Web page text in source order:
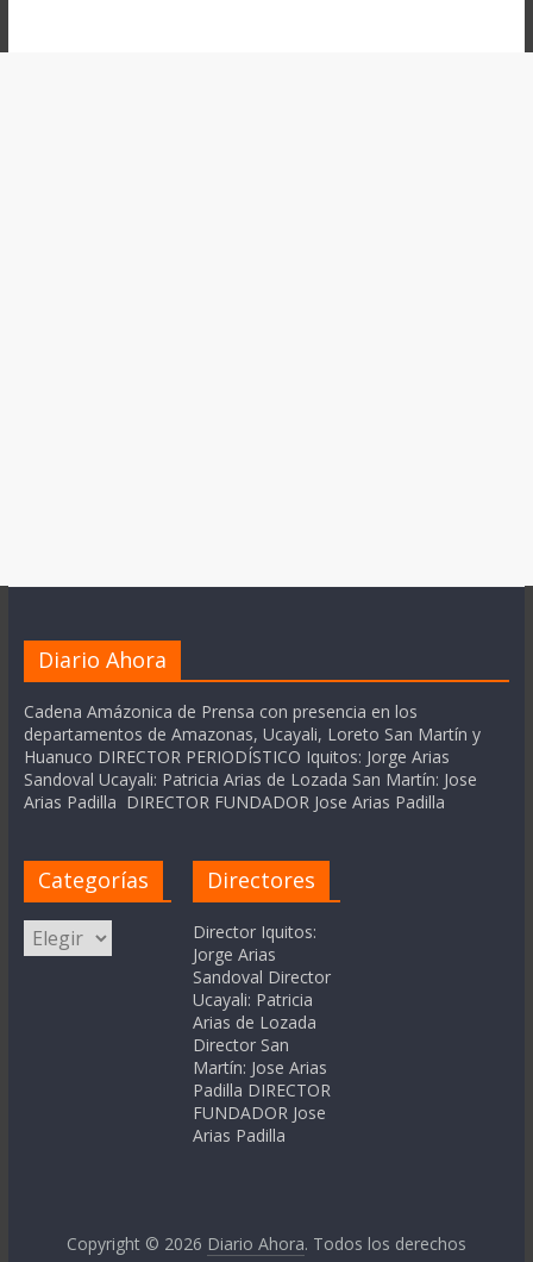
Diario Ahora
Cadena Amázonica de Prensa con presencia en los
departamentos de Amazonas, Ucayali, Loreto San Martín y
Huanuco DIRECTOR PERIODÍSTICO Iquitos: Jorge Arias
Sandoval Ucayali: Patricia Arias de Lozada San Martín: Jose
Arias Padilla DIRECTOR FUNDADOR Jose Arias Padilla
Categorías
Categorías
Directores
Director Iquitos:
Jorge Arias
Sandoval Director
Ucayali: Patricia
Arias de Lozada
Director San
Martín: Jose Arias
Padilla DIRECTOR
FUNDADOR Jose
Arias Padilla
Copyright © 2026 Diario Ahora. Todos los derechos